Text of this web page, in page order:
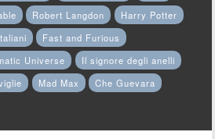
Robert Langdon
Harry Potter
Fast and Furious
Universe
Il signore degli anelli
Mad Max
Che Guevara